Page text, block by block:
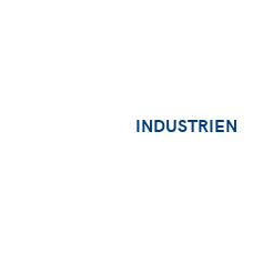
INDUSTRIEN